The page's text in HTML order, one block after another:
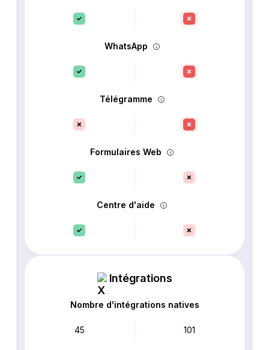
WhatsApp
Télégramme
Formulaires Web
Centre d'aide
Intégrations
Nombre d'intégrations natives
45 101